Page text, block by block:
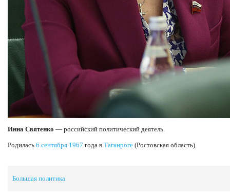
Инна Святенко — российский политический деятель.
Родилась 6 сентября 1967 года в Таганроге (Ростовская область).
Большая политика